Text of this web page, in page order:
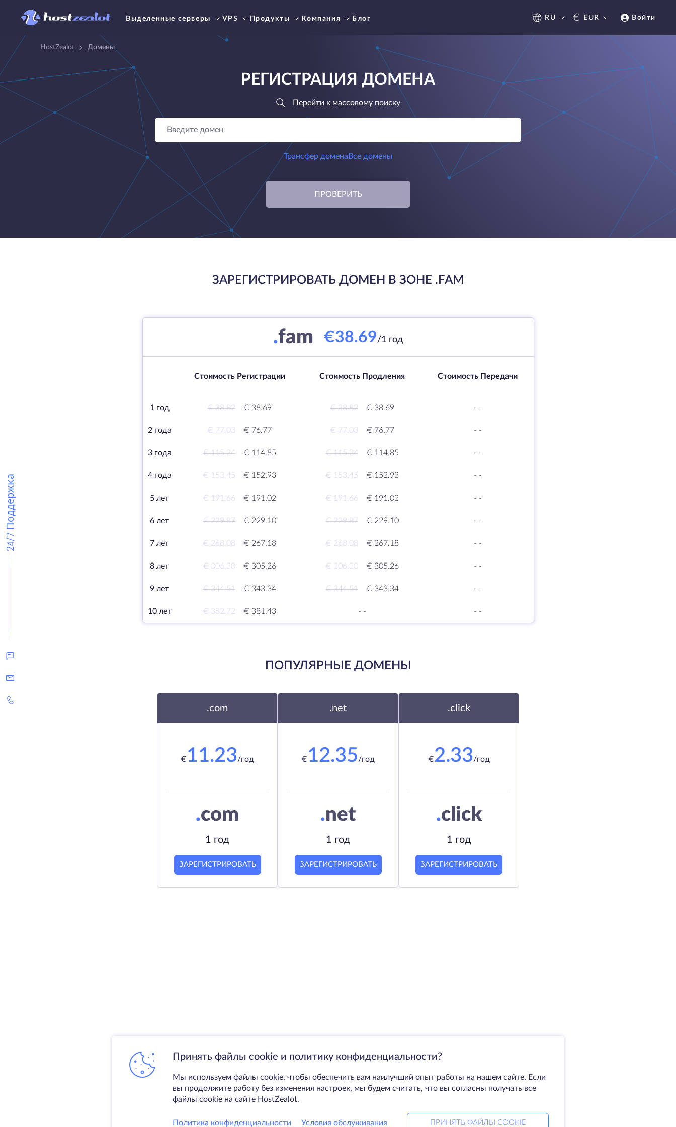
Выделенные серверы VPS Продукты Компания Блог RU € EUR Войти
24/7 Поддержка
HostZealot Домены
РЕГИСТРАЦИЯ ДОМЕНА
Перейти к массовому поиску
Трансфер домена Все домены
ПРОВЕРИТЬ
ЗАРЕГИСТРИРОВАТЬ ДОМЕН В ЗОНЕ .FAM
.fam €38.69/1 год
Стоимость Регистрации Стоимость Продления Стоимость Передачи
1 год € 38.82 € 38.69 € 38.82 € 38.69 - -
2 года € 77.03 € 76.77 € 77.03 € 76.77 - -
3 года € 115.24 € 114.85 € 115.24 € 114.85 - -
4 года € 153.45 € 152.93 € 153.45 € 152.93 - -
5 лет € 191.66 € 191.02 € 191.66 € 191.02 - -
6 лет € 229.87 € 229.10 € 229.87 € 229.10 - -
7 лет € 268.08 € 267.18 € 268.08 € 267.18 - -
8 лет € 306.30 € 305.26 € 306.30 € 305.26 - -
9 лет € 344.51 € 343.34 € 344.51 € 343.34 - -
10 лет € 382.72 € 381.43 - - - -
ПОПУЛЯРНЫЕ ДОМЕНЫ
.com
€ 11.23/год
.com
1 год
ЗАРЕГИСТРИРОВАТЬ
.net
€ 12.35/год
.net
1 год
ЗАРЕГИСТРИРОВАТЬ
.click
€2.33/год
.click
1 год
ЗАРЕГИСТРИРОВАТЬ
Принять файлы cookie и политику конфиденциальности?
Мы используем файлы cookie, чтобы обеспечить вам наилучший опыт работы на нашем сайте. Если
вы продолжите работу без изменения настроек, мы будем считать, что вы согласны получать все
файлы cookie на сайте HostZealot.
Политика конфиденциальности Условия обслуживания ПРИНЯТЬ ФАЙЛЫ COOKIE